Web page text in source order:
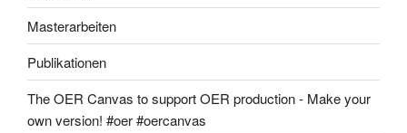
Masterarbeiten
Publikationen
The OER Canvas to support OER production - Make your
own version! #oer #oercanvas